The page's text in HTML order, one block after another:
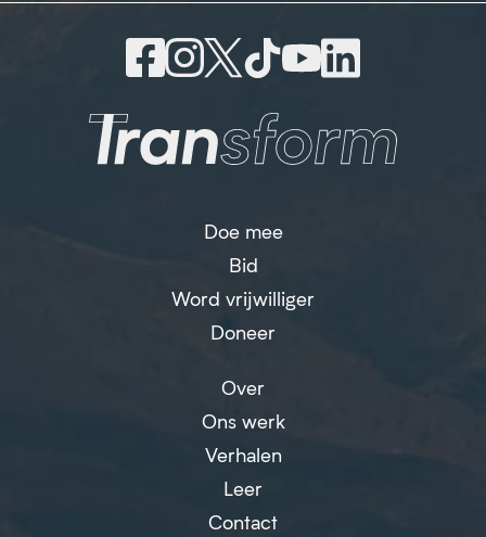
Doe mee
Bid
Word vrijwilliger
Doneer
Over
Ons werk
Verhalen
Leer
Contact